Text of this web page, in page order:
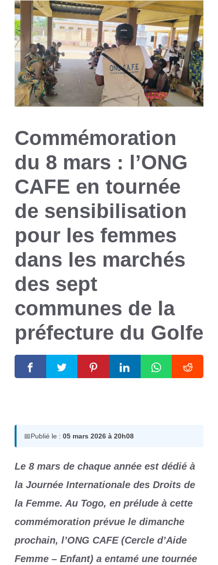
Commémoration
du 8 mars : l’ONG
CAFE en tournée
de sensibilisation
pour les femmes
dans les marchés
des sept
communes de la
préfecture du Golfe
📅Publié le : 05 mars 2026 à 20h08
Le 8 mars de chaque année est dédié à
la Journée Internationale des Droits de
la Femme. Au Togo, en prélude à cette
commémoration prévue le dimanche
prochain, l’ONG CAFE (Cercle d’Aide
Femme – Enfant) a entamé une tournée